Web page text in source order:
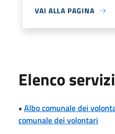
VAI ALLA PAGINA
Elenco
• Albo comunale dei
comunale dei volontari